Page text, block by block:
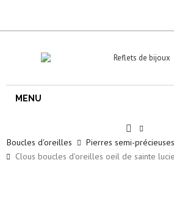
MENU
Boucles d'oreilles Pierres semi-précieuses
Clous boucles d'oreilles oeil de sainte